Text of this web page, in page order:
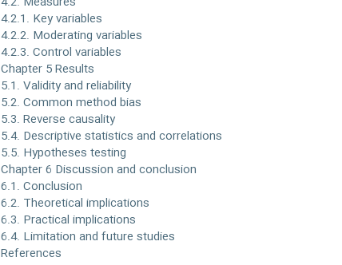
4.2.1. Key variables
4.2.2. Moderating variables
4.2.3. Control variables
Chapter 5 Results
5.1. Validity and reliability
5.2. Common method bias
5.3. Reverse causality
5.4. Descriptive statistics and correlations
5.5. Hypotheses testing
Chapter 6 Discussion and conclusion
6.1. Conclusion
6.2. Theoretical implications
6.3. Practical implications
6.4. Limitation and future studies
References